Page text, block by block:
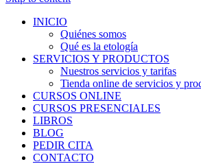
INICIO
Quiénes somos
Qué es la etología
SERVICIOS Y PRODUCTOS
Nuestros servicios y tarifas
Tienda online de servicios y
CURSOS ONLINE
CURSOS PRESENCIALES
LIBROS
BLOG
PEDIR CITA
CONTACTO